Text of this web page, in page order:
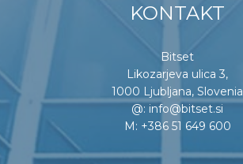
KONTAKT
Bitset
Likozarjeva ulica 3,
1000 Ljubljana, Slovenia
@: info@bitset.si
M: +386 51 649 600